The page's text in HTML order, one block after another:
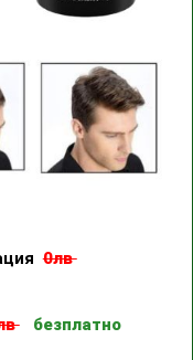
0лв
безплатно